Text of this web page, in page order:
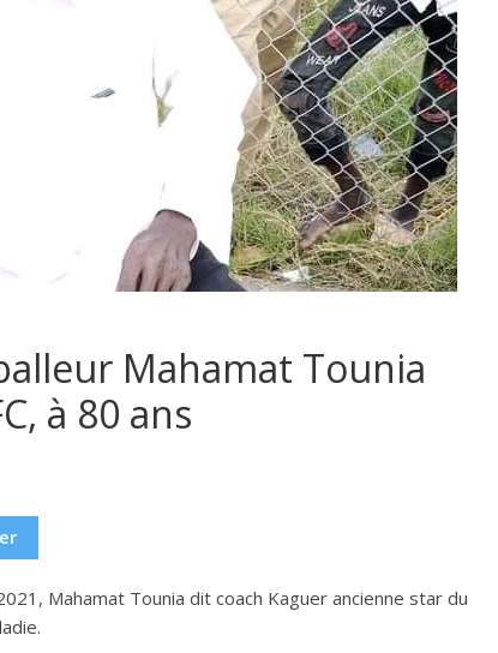
Mahamat Tounia
à 80 ans
Mahamat Tounia dit coach Kaguer ancienne star du